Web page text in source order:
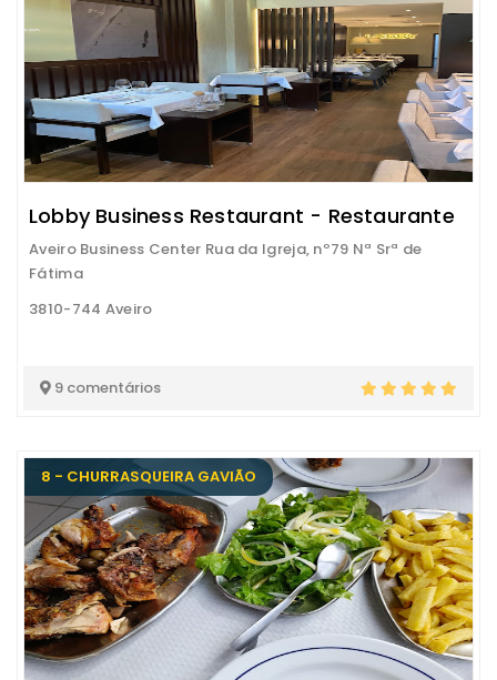
Lobby Business Restaurant - Restaurante
Aveiro Business Center Rua da Igreja, nº79 Nª Srª de
Fátima
3810-744 Aveiro
9 comentários
8 - CHURRASQUEIRA GAVIÃO